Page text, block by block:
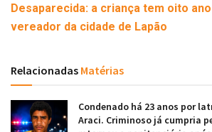
Desaparecida: a criança tem oito
vereador da cidade de Lapão
Relacionadas Matérias
Condenado há 23 anos por
Araci. Criminoso já cumpria